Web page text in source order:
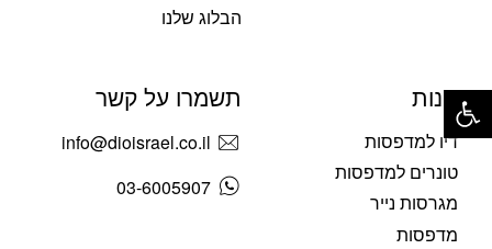
הבלוג שלנו
חנות
דיו למדפסות
טונרים למדפסות
מגרסות נייר
מדפסות
תשמרו על קשר
info@dioisrael.co.il
03-6005907
פתח סרגל נגישות